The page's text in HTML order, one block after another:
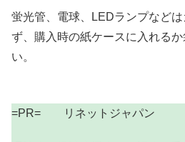
蛍光管、電球、LEDランプなど
ず、購入時の紙ケースに入れる
い。
=PR= リネットジャパン